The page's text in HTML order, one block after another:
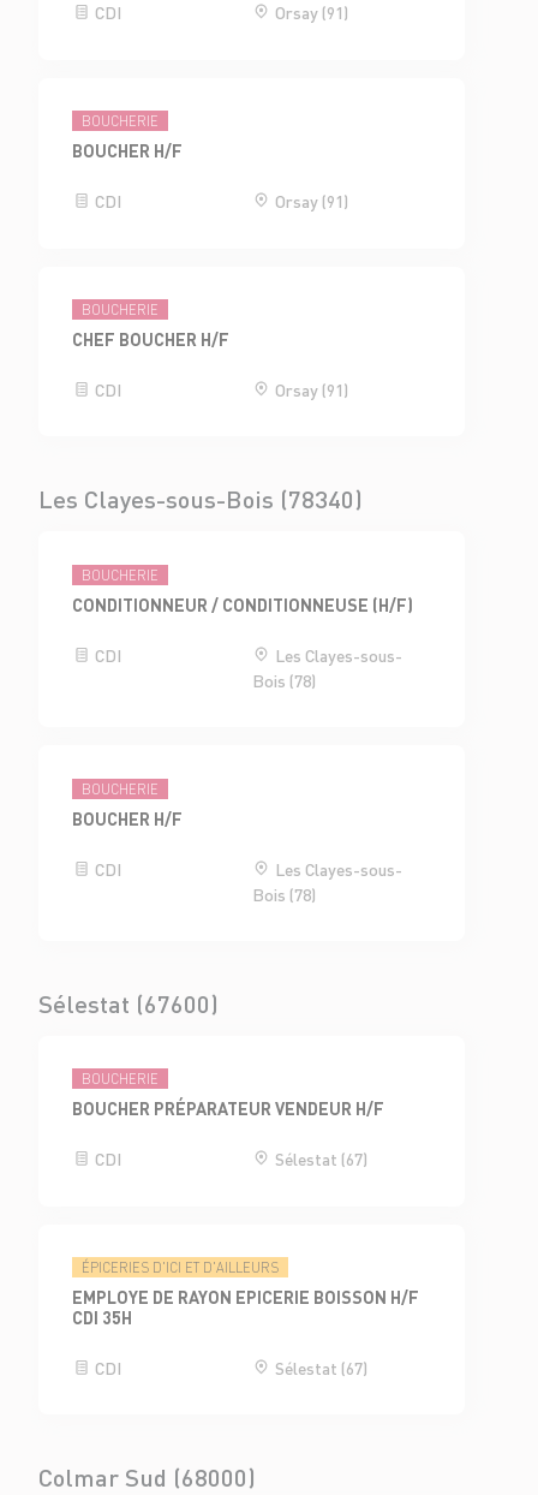
CDI Orsay (91)
BOUCHERIE
BOUCHER H/F
CDI Orsay (91)
BOUCHERIE
CHEF BOUCHER H/F
CDI Orsay (91)
Les Clayes-sous-Bois (78340)
BOUCHERIE
CONDITIONNEUR / CONDITIONNEUSE (H/F)
CDI
Les Clayes-sous-
Bois (78)
BOUCHERIE
BOUCHER H/F
CDI
Les Clayes-sous-
Bois (78)
Sélestat (67600)
BOUCHERIE
BOUCHER PRÉPARATEUR VENDEUR H/F
CDI Sélestat (67)
ÉPICERIES D'ICI ET D'AILLEURS
EMPLOYE DE RAYON EPICERIE BOISSON H/F
CDI 35H
CDI Sélestat (67)
Colmar Sud (68000)